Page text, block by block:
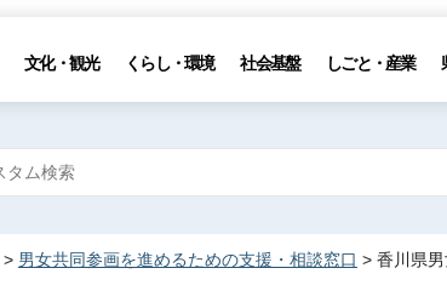
文化・観光 くらし・環境 社会基盤 しごと・産業
> 男女共同参画を進めるための支援・相談窓口 > 香川県